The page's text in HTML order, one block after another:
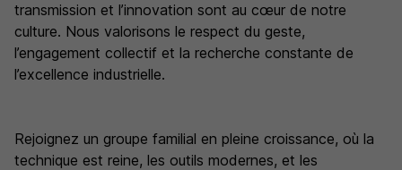
transmission et l’innovation sont au cœur de notre
culture. Nous valorisons le respect du geste,
l’engagement collectif et la recherche constante de
l’excellence industrielle.
Rejoignez un groupe familial en pleine croissance, où la
technique est reine, les outils modernes, et les